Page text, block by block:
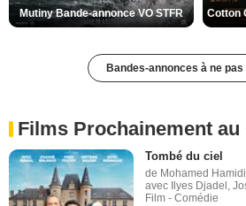
Mutiny Bande-annonce VO STFR
Bandes-annonces à ne
Films Prochainement au
Tombé du ciel
de Mohamed Hamidi
avec Ilyes Djadel,
Film - Comédie